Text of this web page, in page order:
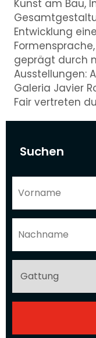
Suchen
Kunst am Bau,
Entwicklung
geprägt durch
Ausstellungen:
Galeria Javier
Fair vertreten